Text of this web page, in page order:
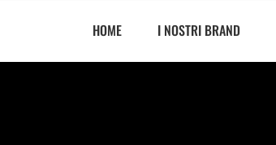
HOME I NOSTRI BRAND